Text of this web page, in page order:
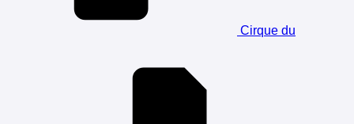
Cirque du